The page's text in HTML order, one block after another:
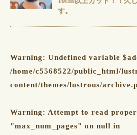
す。
Warning: Undefined variable
/home/c5568522/public_html/
content/themes/lustrous/
Warning: Attempt to read
"max_num_pages" on null in